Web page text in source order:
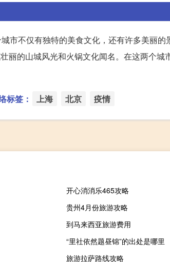
市不仅有独特的美食文化，还有许多美丽
丽的山城风光和火锅文化闻名。在这两个城
标签： 上海 北京 疫情
开心消消乐465攻略
贵州4月份旅游攻略
到马来西亚旅游费用
“里社依然题昼锦”的出处是哪里
旅游拉萨路线攻略